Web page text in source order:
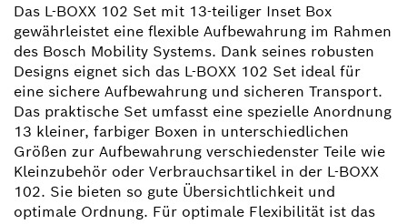
Das L-BOXX 102 Set mit 13-teiliger Inset Box
gewährleistet eine flexible Aufbewahrung im Rahmen
des Bosch Mobility Systems. Dank seines robusten
Designs eignet sich das L-BOXX 102 Set ideal für
eine sichere Aufbewahrung und sicheren Transport.
Das praktische Set umfasst eine spezielle Anordnung
13 kleiner, farbiger Boxen in unterschiedlichen
Größen zur Aufbewahrung verschiedenster Teile wie
Kleinzubehör oder Verbrauchsartikel in der L-BOXX
102. Sie bieten so gute Übersichtlichkeit und
optimale Ordnung. Für optimale Flexibilität ist das